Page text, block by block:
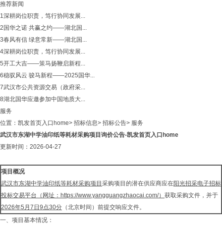
推荐新闻
1深耕岗位职责，笃行协同发展...
2 国华之诺 共赢之约——湖北国...
3春风有信 绿意常新——湖北国...
4深耕岗位职责，笃行协同发展...
5开工大吉——策马扬鞭启新程...
6稳驭风云 骏马新程——2025国华...
7武汉市公共资源交易（政府采...
8湖北国华应邀参加中国地质大...
服务
位置： 凯发首页入口home> 招标信息> 招标公告> 服务
武汉市东湖中学油印纸等耗材采购项目询价公告-凯发首页入口home
更新时间：2026-04-27
项目概况
武汉市东湖中学油印纸等耗材采购项目 采购项目的潜在供应商应在阳光招采电子招标
投标交易平台（网址：https://www.yangguangzhaocai.com/） 获取采购文件，并于
2026年5 月 7 日 9点30分 （北京时间）前提交响应文件。
一、项目基本情况：